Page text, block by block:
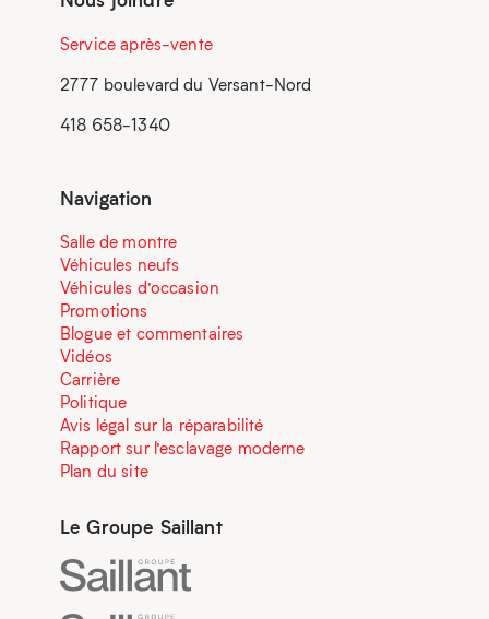
Service après-vente
2777 boulevard du Versant-Nord
418 658-1340
Navigation
Salle de montre
Véhicules neufs
Véhicules d’occasion
Promotions
Blogue et commentaires
Vidéos
Carrière
Politique
Avis légal sur la réparabilité
Rapport sur l’esclavage moderne
Plan du site
Le Groupe Saillant